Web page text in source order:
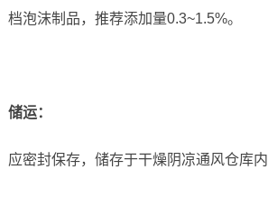
档泡沫制品，推荐添加量0.3~1.5%。
储运：
应密封保存，储存于干燥阴凉通风仓库内